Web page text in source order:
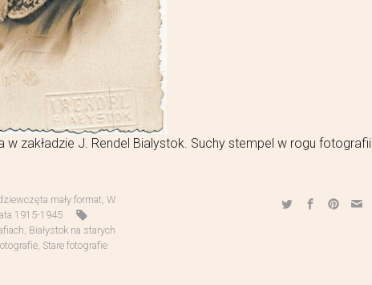
w zakładzie J. Rendel Bialystok. Suchy stempel w rogu fotografii
mały format ,W
1915-1945
Białystok na starych
, Stare fotografie